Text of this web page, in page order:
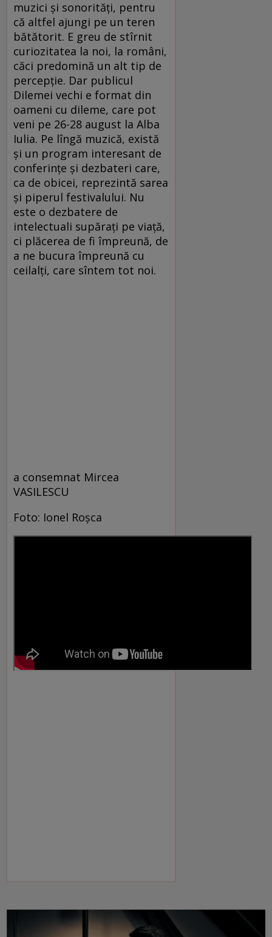
muzici și sonorități, pentru
că altfel ajungi pe un teren
bătătorit. E greu de stîrnit
curiozitatea la noi, la români,
căci predomină un alt tip de
percepție. Dar publicul
Dilemei vechi e format din
oameni cu dileme, care pot
veni pe 26-28 august la Alba
Iulia. Pe lîngă muzică, există
și un program interesant de
conferințe și dezbateri care,
ca de obicei, reprezintă sarea
și piperul festivalului. Nu
este o dezbatere de
intelectuali supărați pe viață,
ci plăcerea de fi împreună, de
a ne bucura împreună cu
ceilalți, care sîntem tot noi.
a consemnat Mircea
VASILESCU
Foto: Ionel Roşca